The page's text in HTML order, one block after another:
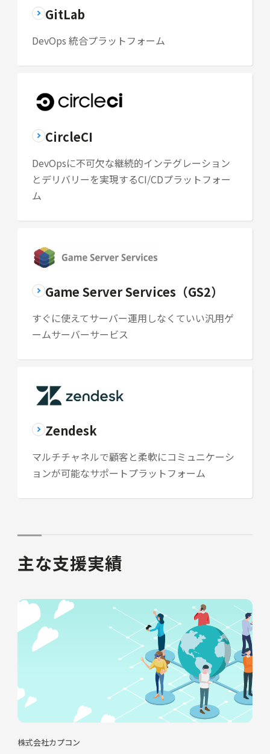
GitLab
DevOps 統合プラットフォーム
CircleCI
DevOpsに不可欠な継続的インテグレーション
とデリバリーを実現するCI/CDプラットフォー
ム
Game Server Services（GS2）
すぐに使えてサーバー運用しなくていい汎用ゲ
ームサーバーサービス
Zendesk
マルチチャネルで顧客と柔軟にコミュニケーシ
ョンが可能なサポートプラットフォーム
主な支援実績
株式会社カプコン